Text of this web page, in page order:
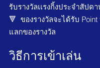
รับรางวัลเเรงกิ้งประจำสัปดา
🔻  ของรางวัลจะได้รับ
แลกของรางวัล
วิธีการเข้าเล่น